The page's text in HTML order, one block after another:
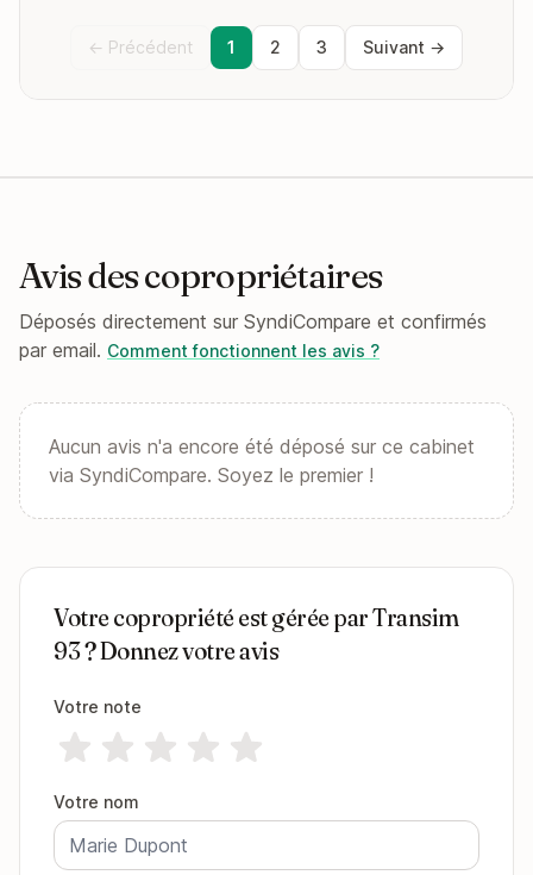
← Précédent 1 2 3 Suivant →
Avis des copropriétaires
Déposés directement sur SyndiCompare et confirmés
par email. Comment fonctionnent les avis ?
Aucun avis n'a encore été déposé sur ce cabinet
via SyndiCompare. Soyez le premier !
Votre copropriété est gérée par Transim
93 ? Donnez votre avis
Votre note
Votre nom